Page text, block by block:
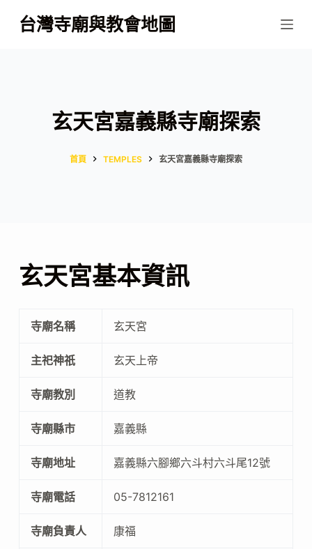
跳
至
台灣寺廟與教會地圖
玄天宮嘉義縣寺廟探索
首頁 TEMPLES 玄天宮嘉義縣寺廟探索
玄天宮基本資訊
寺廟名稱 玄天宮
主祀神祇 玄天上帝
寺廟教別 道教
寺廟縣市 嘉義縣
寺廟地址 嘉義縣六腳鄉六斗村六斗尾12號
寺廟電話 05-7812161
寺廟負責人 康福